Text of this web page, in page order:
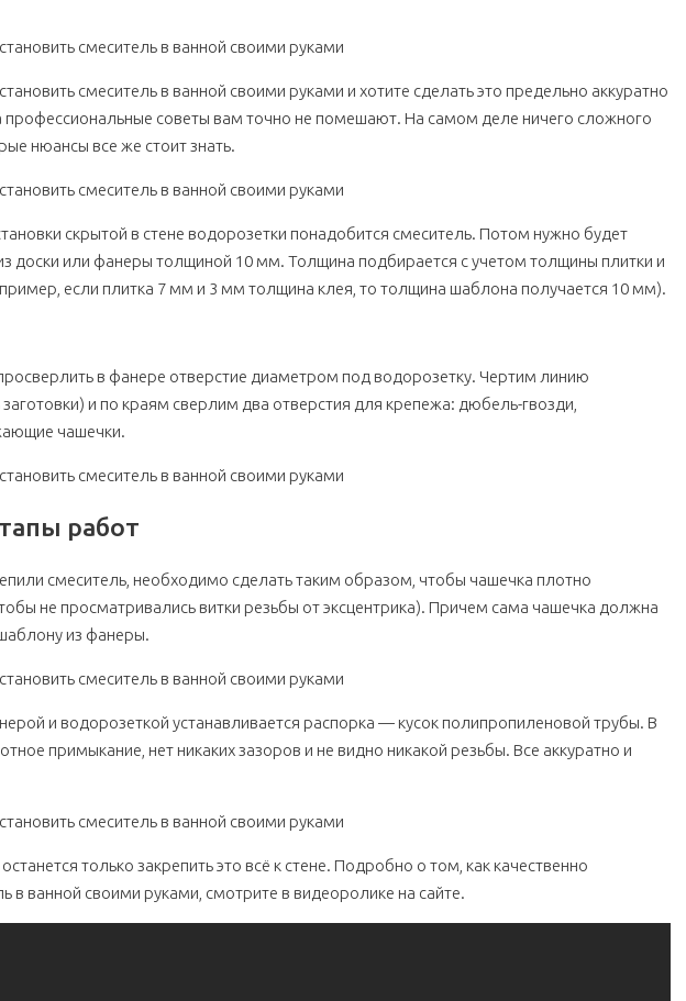
смеситель в ванной своими руками и хотите сделать это предельно аккуратно
профессиональные советы вам точно не помешают. На самом деле ничего сложного
нюансы все же стоит знать.
скрытой в стене водорозетки понадобится смеситель. Потом нужно будет
доски или фанеры толщиной 10 мм. Толщина подбирается с учетом толщины плитки и
если плитка 7 мм и 3 мм толщина клея, то толщина шаблона получается 10 мм).
в фанере отверстие диаметром под водорозетку. Чертим линию
и по краям сверлим два отверстия для крепежа: дюбель-гвозди,
чашечки.
работ
смеситель, необходимо сделать таким образом, чтобы чашечка плотно
не просматривались витки резьбы от эксцентрика). Причем сама чашечка должна
из фанеры.
и водорозеткой устанавливается распорка — кусок полипропиленовой трубы. В
примыкание, нет никаких зазоров и не видно никакой резьбы. Все аккуратно и
только закрепить это всё к стене. Подробно о том, как качественно
в ванной своими руками, смотрите в видеоролике на сайте.